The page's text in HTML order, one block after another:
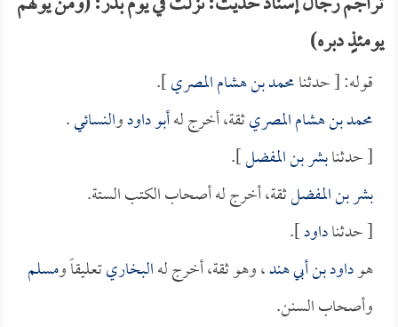
يومئذٍ دبره)
قوله: [ حدثنامحمد بن هشام المصري].
محمد بن هشام المصريثقة، أخرج لهأبو داودوالنسائي.
[ حدثنابشر بن المفضل].
بشر بن المفضلثقة، أخرج له أصحاب الكتب الستة.
[ حدثناداود].
هوداود بن أبي هند، وهو ثقة، أخرج لهالبخاريتعليقاً ومسلم
وأصحاب السنن.